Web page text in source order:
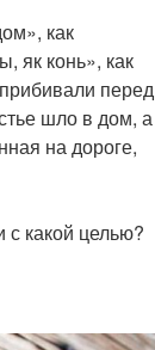
как
як конь», как
перед
шло в дом, а
на дороге,
какой целью?